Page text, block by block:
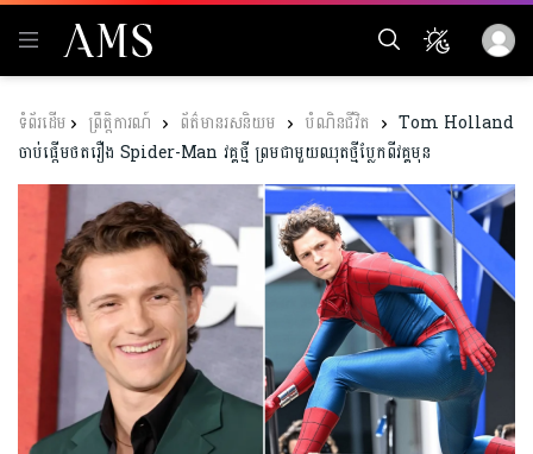
ព្រឹត្តិការណ៍ ព័ត៌មានរសនិយម បំណិនជីវិត
Tom Holland
ចាប់ផ្តើមថតរឿង Spider-Man វគ្គថ្មី ព្រមជាមួយឈុតថ្មីប្លែកពីវគ្គមុន